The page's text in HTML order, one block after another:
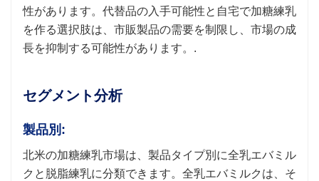
性があります。代替品の入手可能性と自宅で加糖練乳
を作る選択肢は、市販製品の需要を制限し、市場の成
長を抑制する可能性があります。.
セグメント分析
製品別:
北米の加糖練乳市場は、製品タイプ別に全乳エバミル
クと脱脂練乳に分類できます。全乳エバミルクは、そ